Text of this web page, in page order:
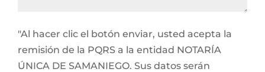
"Al hacer clic el botón enviar, usted acepta la
remisión de la PQRS a la entidad NOTARÍA
ÚNICA DE SAMANIEGO. Sus datos serán